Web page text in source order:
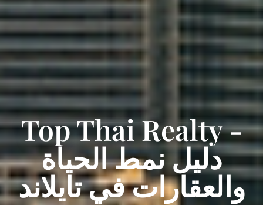
Top Thai Realty -
دليل نمط الحياة
والعقارات في تايلاند